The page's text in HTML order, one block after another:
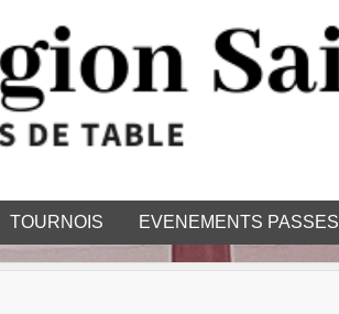
TOURNOIS EVENEMENTS PASSES